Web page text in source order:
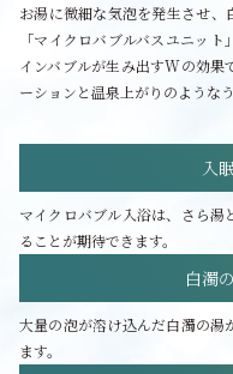
お湯に微細な気泡を発生させ
「マイクロバブルバスユニッ
インバブルが生み出すWの効
ーションと温泉上がりのような
入
マイクロバブル入浴は、さら
ることが期待できます。
白濁
大量の泡が溶け込んだ白濁の湯
ます。